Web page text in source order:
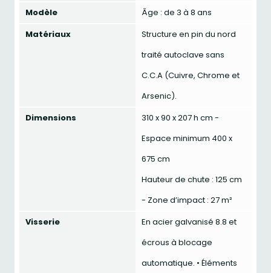
Modèle
Âge : de 3 à 8 ans
Matériaux
Structure en pin du nord
traité autoclave sans
C.C.A (Cuivre, Chrome et
Arsenic).
Dimensions
310 x 90 x 207 h cm -
Espace minimum 400 x
675 cm
Hauteur de chute : 125 cm
- Zone d’impact : 27 m²
Visserie
En acier galvanisé 8.8 et
écrous à blocage
automatique. • Éléments